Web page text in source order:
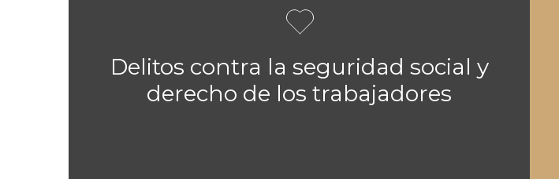

Delitos contra la seguridad social y
derecho de los trabajadores